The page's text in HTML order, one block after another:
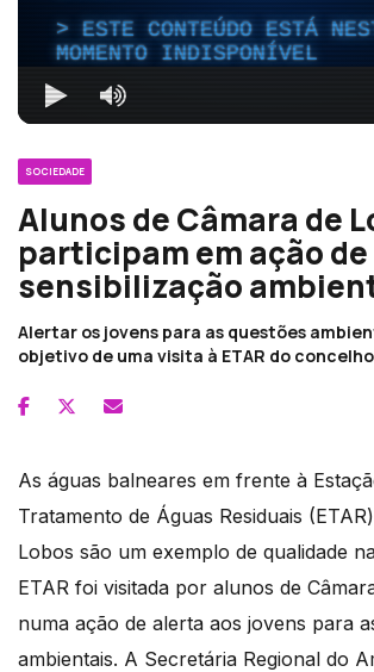
ESTE CONTEÚDO ESTÁ
MOMENTO INDISPONÍVEL
SOCIEDADE
Alunos de Câmara de
participam em ação de
sensibilização
Alertar os jovens para as questões
objetivo de uma visita à ETAR do
As águas balneares em frente à
Tratamento de Águas Residuais
Lobos são um exemplo de qualidade
ETAR foi visitada por alunos de
numa ação de alerta aos jovens para
ambientais. A Secretária Regional do